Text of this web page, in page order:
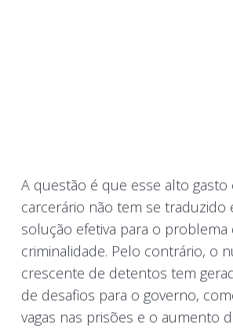
A questão é que esse alto gasto
carcerário não tem se traduzido
solução efetiva para o problema
criminalidade. Pelo contrário, o
crescente de detentos tem
de desafios para o governo,
vagas nas prisões e o aumento